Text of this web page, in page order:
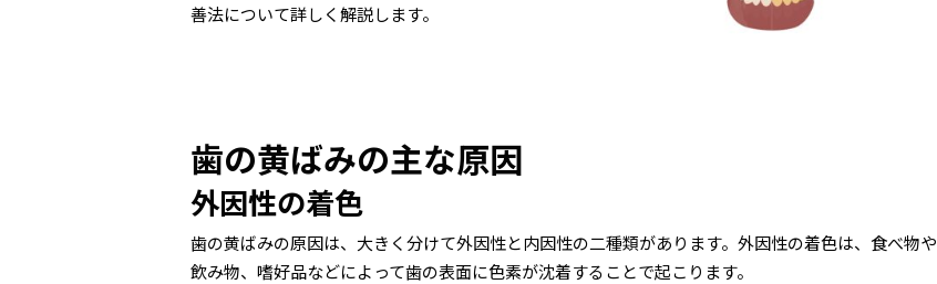
善法について詳しく解説します。
歯の黄ばみの主な原因
外因性の着色
歯の黄ばみの原因は、大きく分けて外因性と内因性の二種類があります。外因性の着色は、食べ物や
飲み物、嗜好品などによって歯の表面に色素が沈着することで起こります。